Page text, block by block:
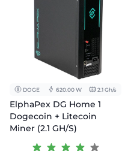
DOGE 620.00 W 2.1 Gh/s
ElphaPex DG Home 1
Dogecoin + Litecoin
Miner (2.1 GH/S)